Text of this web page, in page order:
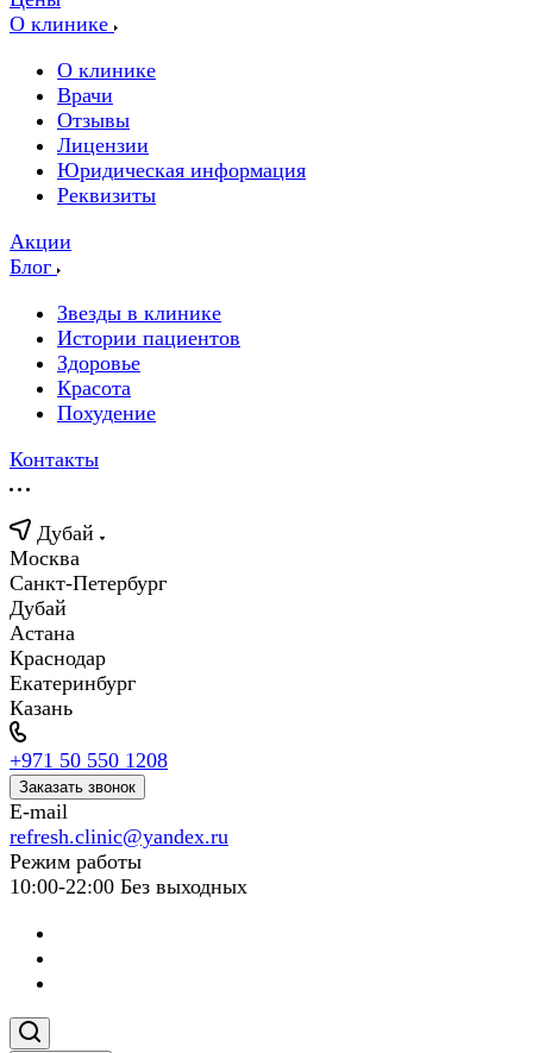
О клинике
О клинике
Врачи
Отзывы
Лицензии
Юридическая информация
Реквизиты
Акции
Блог
Звезды в клинике
Истории пациентов
Здоровье
Красота
Похудение
Контакты
Дубай
Москва
Санкт-Петербург
Дубай
Астана
Краснодар
Екатеринбург
Казань
+971 50 550 1208
Заказать звонок
E-mail
refresh.clinic@yandex.ru
Режим работы
10:00-22:00 Без выходных